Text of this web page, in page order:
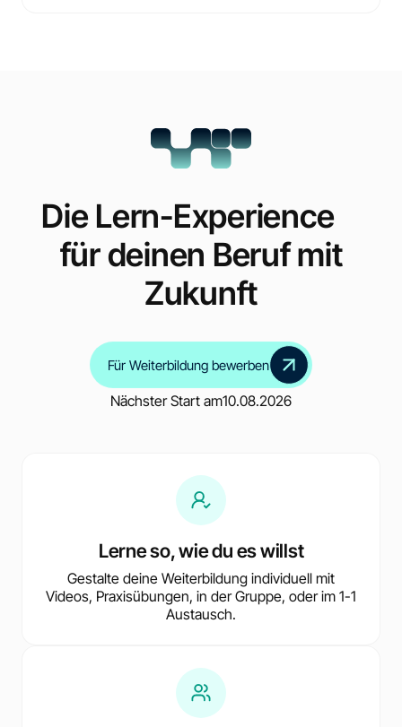
Die Lern-Experience
für deinen Beruf mit
Zukunft
Für Weiterbildung bewerben
Nächster Start am10.08.2026
Lerne so, wie du es willst
Gestalte deine Weiterbildung individuell mit
Videos, Praxisübungen, in der Gruppe, oder im 1-1
Austausch.